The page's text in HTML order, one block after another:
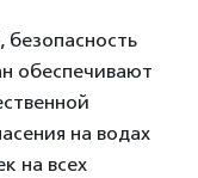
обеспечивают
на водах
на всех